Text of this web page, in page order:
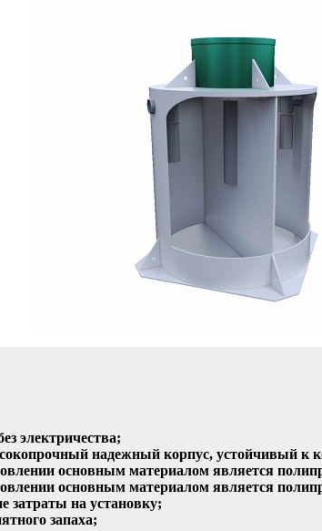
электричества;
надежный корпус, устойчивый к
основным материалом является
основным материалом является
затраты на установку;
запаха;